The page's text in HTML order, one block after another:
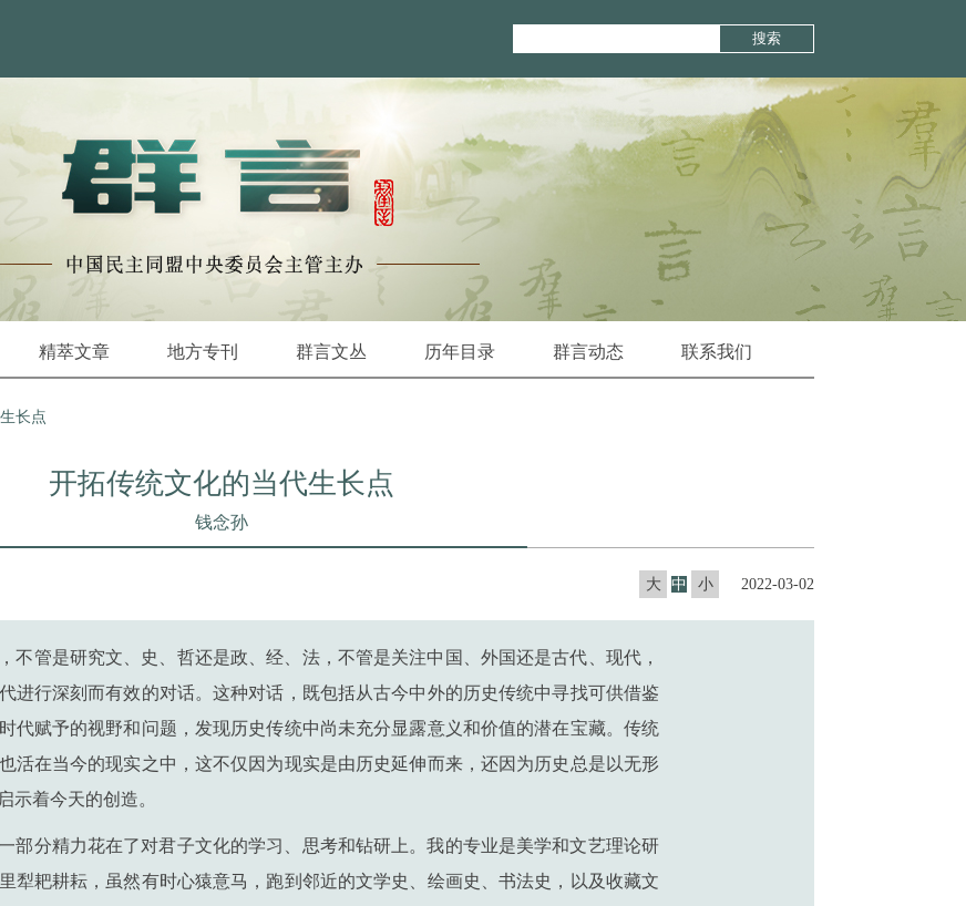
搜索
精萃文章 地方专刊 群言文丛 历年目录 群言动态 联系我们
长点
开拓传统文化的当代生长点
钱念孙
大 中 小 2022-03-02
不管是研究文、史、哲还是政、经、法，不管是关注中国、外国还是古代、现代，
进行深刻而有效的对话。这种对话，既包括从古今中外的历史传统中寻找可供借鉴
代赋予的视野和问题，发现历史传统中尚未充分显露意义和价值的潜在宝藏。传统
活在当今的现实之中，这不仅因为现实是由历史延伸而来，还因为历史总是以无形
示着今天的创造。
部分精力花在了对君子文化的学习、思考和钻研上。我的专业是美学和文艺理论研
犁耙耕耘，虽然有时心猿意马，跑到邻近的文学史、绘画史、书法史，以及收藏文